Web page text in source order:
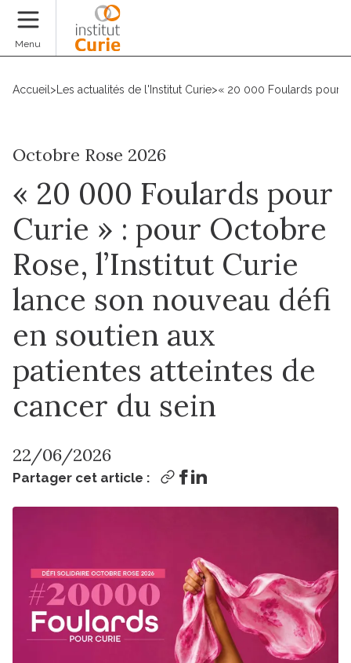
Menu
Accueil > Les actualités de l'Institut Curie>« 20 000 Foulards pour
Octobre Rose 2026
« 20 000 Foulards pour
Curie » : pour Octobre
Rose, l’Institut Curie
lance son nouveau défi
en soutien aux
patientes atteintes de
cancer du sein
22/06/2026
Partager cet article :